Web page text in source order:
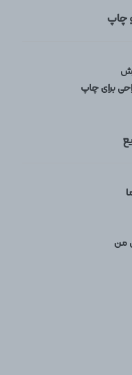
چاپ
برای چاپ
من